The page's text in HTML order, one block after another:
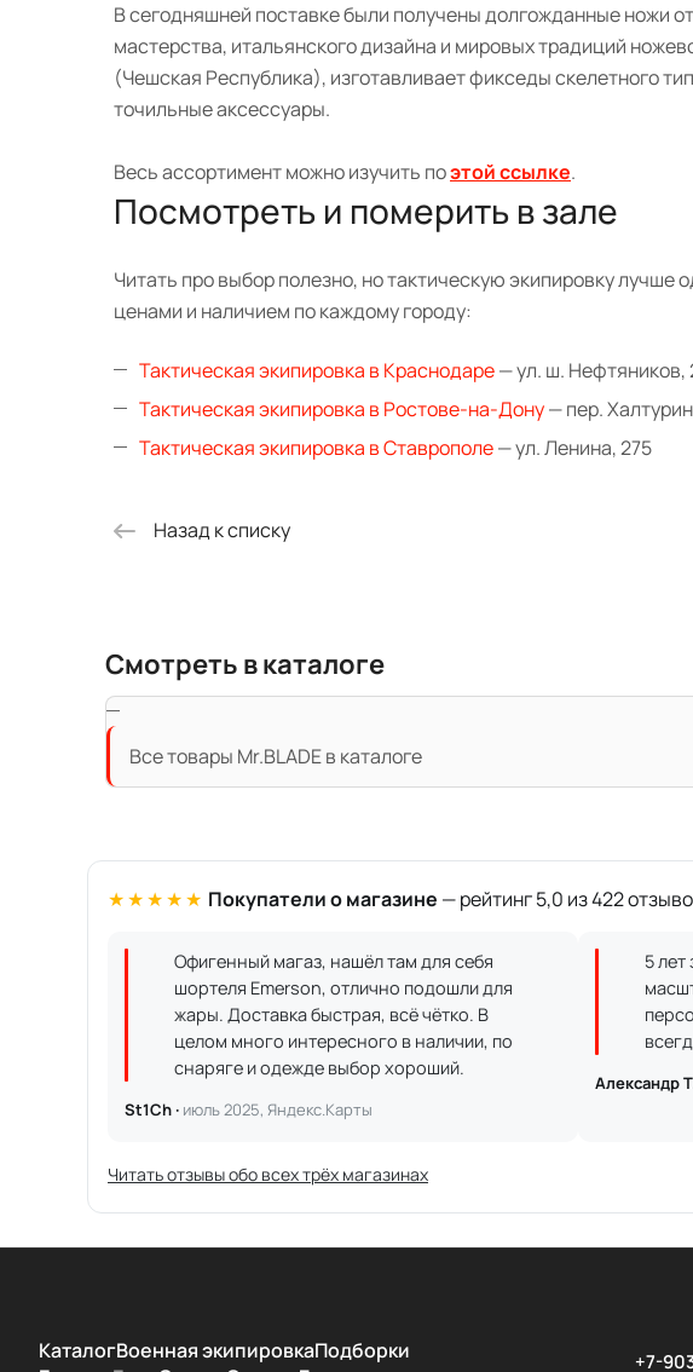
В сегодняшней поставке были получены долгожданные ножи
мастерства, итальянского дизайна и мировых традиций
(Чешская Республика), изготавливает фикседы скелетного
точильные аксессуары.
Весь ассортимент можно изучить поэтой ссылке.
Посмотреть и померить в зале
Читать про выбор полезно, но тактическую экипировку
ценами и наличием по каждому городу:
Тактическая экипировка в Краснодаре— ул. ш. Нефтяников,
Тактическая экипировка в Ростове-на-Дону— пер.
Тактическая экипировка в Ставрополе— ул. Ленина, 275
Назад к списку
Смотреть в каталоге
Все товары Mr.BLADE в каталоге
★★★★★ Покупатели о магазине — рейтинг 5,0 из 422
Офигенный магаз, нашёл там для себя
шортеля Emerson, отлично подошли для
жары. Доставка быстрая, всё чётко. В
целом много интересного в наличии, по
снаряге и одежде выбор хороший.
St1Ch · июль 2025, Яндекс.Карты
5 лет
Александр
Читать отзывы обо всех трёх магазинах
КаталогВоенная экипировкаПодборки
+7-